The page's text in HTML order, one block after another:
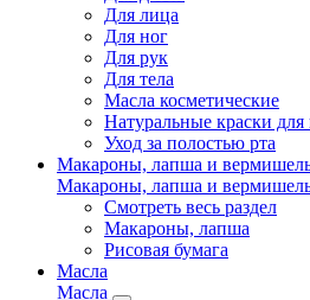
Для лица
Для ног
Для рук
Для тела
Масла косметические
Натуральные краски для
Уход за полостью рта
Макароны, лапша и
Макароны, лапша и
Смотреть весь раздел
Макароны, лапша
Рисовая бумага
Масла
Масла